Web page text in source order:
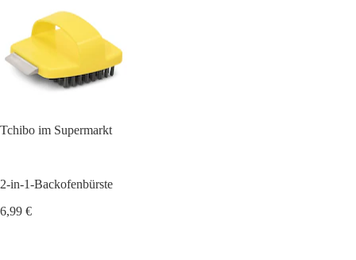
Tchibo im Supermarkt
2-in-1-Backofenbürste
6,99 €